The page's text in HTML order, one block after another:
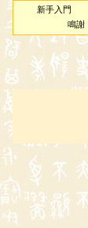
新手入門
鳴謝